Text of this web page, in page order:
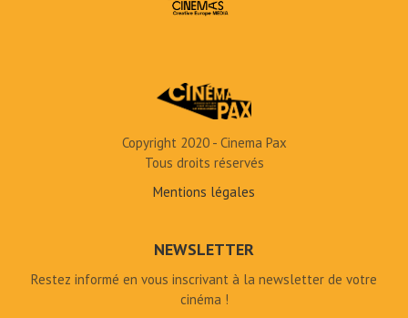
Copyright 2020 - Cinema Pax
Tous droits réservés
Mentions légales
NEWSLETTER
Restez informé en vous inscrivant à la newsletter de votre
cinéma !